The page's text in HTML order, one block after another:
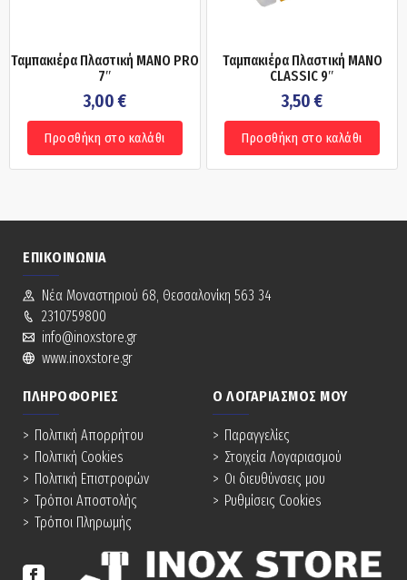
Ταμπακιέρα Πλαστική MANO PRO
7″
3,00€
Προσθήκη στο καλάθι
Ταμπακιέρα Πλαστική MANO
CLASSIC 9″
3,50€
Προσθήκη στο καλάθι
ΕΠΙΚΟΙΝΩΝΊΑ
Νέα Mοναστηριού 68, Θεσσαλονίκη 563 34
2310759800
info@inoxstore.gr
www.inoxstore.gr
ΠΛΗΡΟΦΟΡΊΕΣ
Πολιτική Απορρήτου
Πολιτική Cookies
Πολιτική Επιστροφών
Τρόποι Αποστολής
Τρόποι Πληρωμής
Ο ΛΟΓΑΡΙΑΣΜΌΣ ΜΟΥ
Παραγγελίες
Στοιχεία Λογαριασμού
Οι διευθύνσεις μου
Ρυθμίσεις Cookies